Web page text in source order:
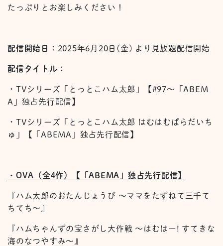
たっぷりとお楽しみください！
配信開始日 ： 2025年6月20日(金) より見放題配信開始
配信タイトル ：
・TVシリーズ「とっとこハム太郎」【#97〜「ABEM
A」独占先行配信】
・TVシリーズ「とっとこハム太郎 はむはむぱらだいち
ゅ」【「ABEMA」独占先行配信】
・OVA（全4作）【「ABEMA」独占先行配信】
『ハム太郎のおたんじょうび 〜ママをたずねて三千て
ちてち〜』
『ハムちゃんずの宝さがし大作戦 〜はむはー! すてきな
海のなつやすみ〜』